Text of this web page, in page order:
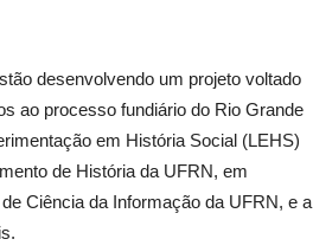
desenvolvendo um projeto voltado
ao processo fundiário do Rio Grande
em História Social (LEHS)
de História da UFRN, em
Ciência da Informação da UFRN, e a